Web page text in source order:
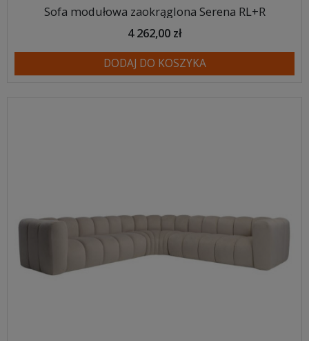
Sofa modułowa zaokrąglona Serena RL+R
4 262,00 zł
DODAJ DO KOSZYKA